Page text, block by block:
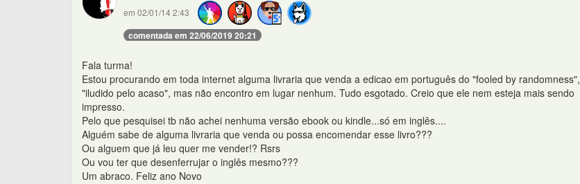
em 02/01/14 2:43
comentada em 22/06/2019 20:21
Fala turma!
Estou procurando em toda internet alguma livraria que venda a edicao em português do "fooled by randomness",
"iludido pelo acaso", mas não encontro em lugar nenhum. Tudo esgotado. Creio que ele nem esteja mais sendo
impresso.
Pelo que pesquisei tb não achei nenhuma versão ebook ou kindle...só em inglês....
Alguém sabe de alguma livraria que venda ou possa encomendar esse livro???
Ou alguem que já leu quer me vender!? Rsrs
Ou vou ter que desenferrujar o inglês mesmo???
Um abraco. Feliz ano Novo